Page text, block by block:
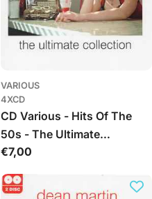
VARIOUS
4XCD
CD Various - Hits Of The
50s - The Ultimate
Collection
Обычная
€7,00